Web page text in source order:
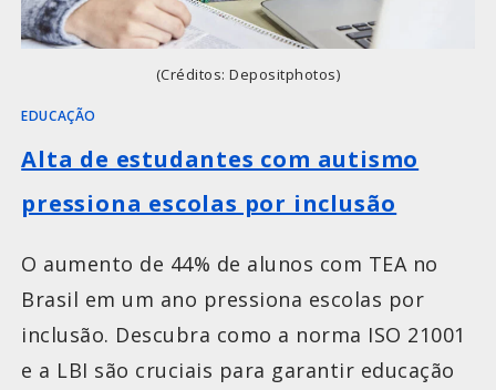
(Créditos: Depositphotos)
EDUCAÇÃO
Alta de estudantes com autismo
pressiona escolas por inclusão
O aumento de 44% de alunos com TEA no
Brasil em um ano pressiona escolas por
inclusão. Descubra como a norma ISO 21001
e a LBI são cruciais para garantir educação